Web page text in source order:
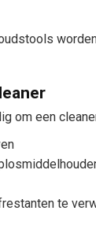
om een
te